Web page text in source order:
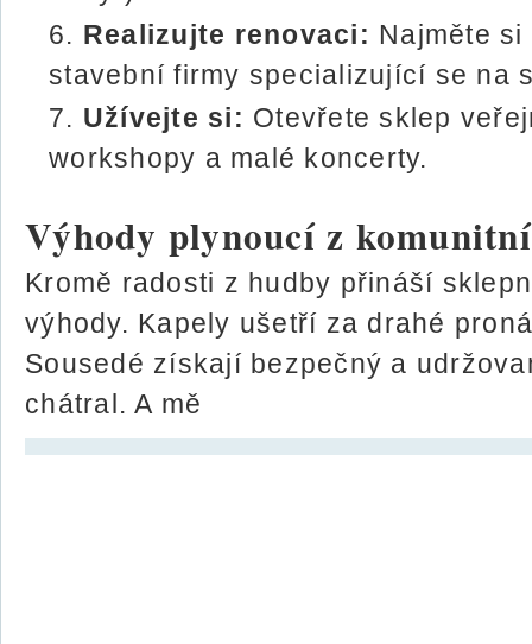
Realizujte renovaci: Najměte
stavební firmy specializující se na
Užívejte si: Otevřete sklep
workshopy a malé koncerty.
Výhody plynoucí z
Kromě radosti z hudby přináší
výhody. Kapely ušetří za drahé
Sousedé získají bezpečný a
chátral. A mě